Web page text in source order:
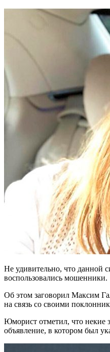
Не удивительно, что данной
воспользовались мошенники.
Об этом заговорил Максим
на связь со своими
Юморист отметил, что некие
объявление, в котором был